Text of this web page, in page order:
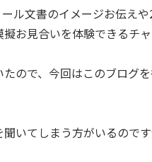
ル文書のイメージお伝え
お見合いを体験できるチャ
ので、今回はこのブログを
いてしまう方がいるので